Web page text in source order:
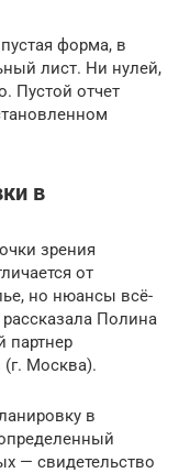
форма, в
лист. Ни нулей,
Пустой отчет
в
зрения
от
но нюансы всё-
Полина
партнер
Москва).
в
— свидетельство